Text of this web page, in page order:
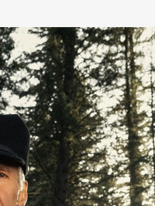
Culture
About